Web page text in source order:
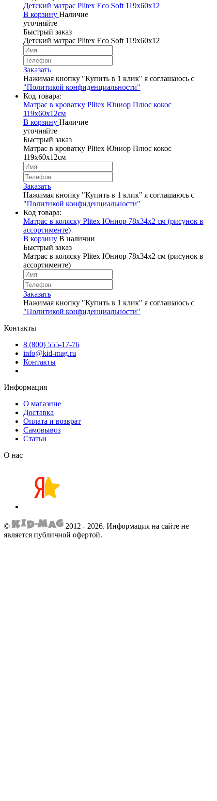
Детский матрас Plitex Eco Soft 119х60х12
В корзину Наличие
уточняйте
Быстрый заказ
Детский матрас Plitex Eco Soft 119х60х12
Заказать
Нажимая кнопку "Купить в 1 клик" я соглашаюсь с
"Политикой конфиденциальности"
Код товара:
Матрас в кроватку Plitex Юниор Плюс кокос
119х60х12см
В корзину Наличие
уточняйте
Быстрый заказ
Матрас в кроватку Plitex Юниор Плюс кокос
119х60х12см
Заказать
Нажимая кнопку "Купить в 1 клик" я соглашаюсь с
"Политикой конфиденциальности"
Код товара:
Матрас в коляску Plitex Юниор 78х34х2 см (рисунок в
ассортименте)
В корзину В наличии
Быстрый заказ
Матрас в коляску Plitex Юниор 78х34х2 см (рисунок в
ассортименте)
Заказать
Нажимая кнопку "Купить в 1 клик" я соглашаюсь с
"Политикой конфиденциальности"
Контакты
8 (800) 555-17-76
info@kid-mag.ru
Контакты
Информация
О магазине
Доставка
Оплата и возврат
Самовывоз
Статьи
О нас
© 2012 - 2026. Информация на сайте не
является публичной офертой.